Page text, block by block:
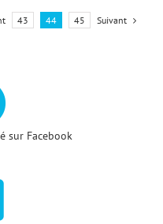
43 44 45 Suivant
sur Facebook